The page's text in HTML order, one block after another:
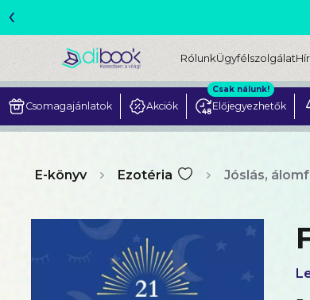
‹
RólunkÜgyfélszolgálat
Csomagajánlatok Akciók Előjegyezhetők
Csak nálunk!
E-könyv Ezotéria Jóslás,